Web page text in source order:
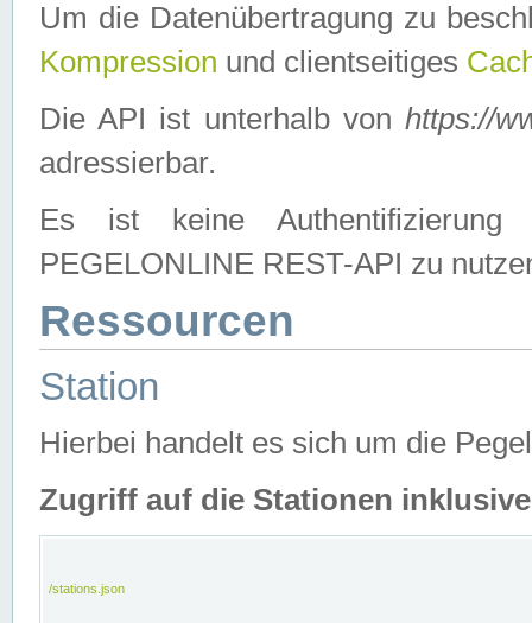
Um die Datenübertragung zu
Kompression und clientseitiges
Die API ist unterhalb von https://
adressierbar.
Es ist keine
PEGELONLINE REST-API zu
Ressourcen
Station
Hierbei handelt es sich um die
Zugriff auf die Stationen
/stations.json